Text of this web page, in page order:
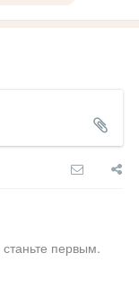
первым.